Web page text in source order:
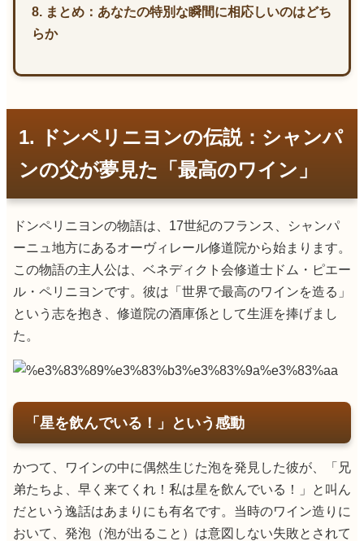
8. まとめ：あなたの特別な瞬間に相応しいのはどち
らか
1. ドンペリニヨンの伝説：シャンパ
ンの父が夢見た「最高のワイン」
ドンペリニヨンの物語は、17世紀のフランス、シャンパ
ーニュ地方にあるオーヴィレール修道院から始まります。
この物語の主人公は、ベネディクト会修道士ドム・ピエー
ル・ペリニヨンです。彼は「世界で最高のワインを造る」
という志を抱き、修道院の酒庫係として生涯を捧げまし
た。
「星を飲んでいる！」という感動
かつて、ワインの中に偶然生じた泡を発見した彼が、「兄
弟たちよ、早く来てくれ！私は星を飲んでいる！」と叫ん
だという逸話はあまりにも有名です。当時のワイン造りに
おいて、発泡（泡が出ること）は意図しない失敗とされて